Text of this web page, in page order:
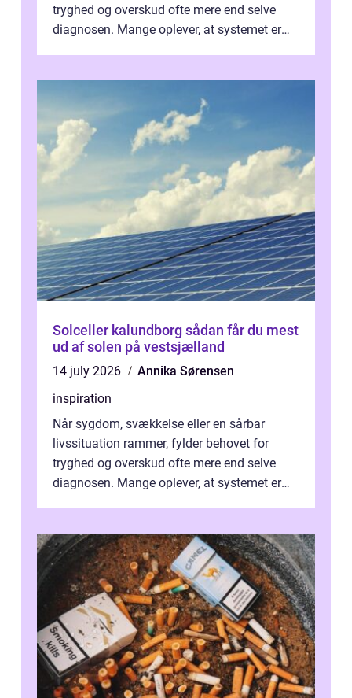
tryghed og overskud ofte mere end selve
diagnosen. Mange oplever, at systemet er
Solceller kalundborg sådan får du mest
ud af solen på vestsjælland
14 july 2026
Annika Sørensen
inspiration
Når sygdom, svækkelse eller en sårbar
livssituation rammer, fylder behovet for
tryghed og overskud ofte mere end selve
diagnosen. Mange oplever, at systemet er